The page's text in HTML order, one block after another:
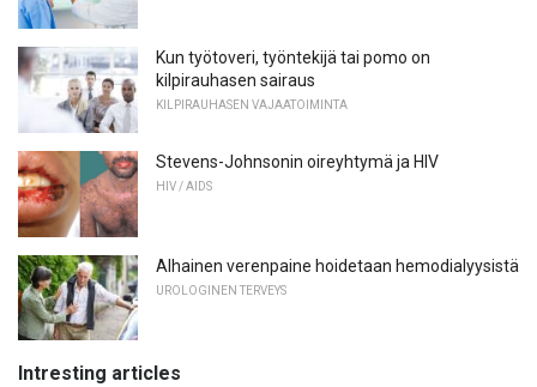
Kun työtoveri, työntekijä tai pomo on
kilpirauhasen sairaus
KILPIRAUHASEN VAJAATOIMINTA
Stevens-Johnsonin oireyhtymä ja HIV
HIV / AIDS
Alhainen verenpaine hoidetaan hemodialyysistä
UROLOGINEN TERVEYS
Intresting articles